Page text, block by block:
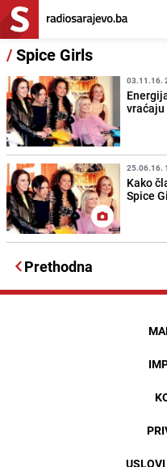
/Spice Girls
03.11.16.
vraćaju
25.06.16.
Kako
Spice
Prethodna